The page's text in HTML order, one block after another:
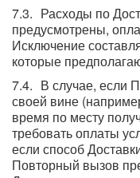
Расходы по
предусмотрены,
Исключение
которые
В случае, если
своей вине
время по месту
требовать оплаты
если способ
Повторный вызов